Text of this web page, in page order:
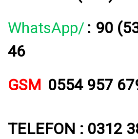
WhatsApp/ : 90
46
GSM 0554 957
TELEFON : 0312